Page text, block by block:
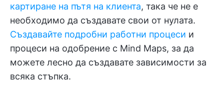
картиране на пътя на клиента, така че не е
необходимо да създавате свои от нулата.
Създавайте подробни работни процеси и
процеси на одобрение с Mind Maps, за да
можете лесно да създавате зависимости за
всяка стъпка.